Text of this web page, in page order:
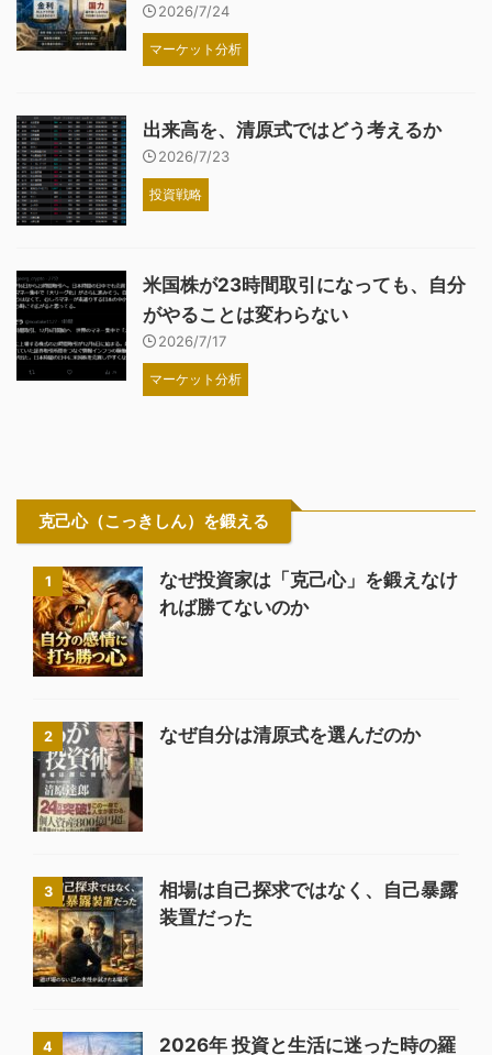
2026/7/24
マーケット分析
出来高を、清原式ではどう考えるか
2026/7/23
投資戦略
米国株が23時間取引になっても、自分
がやることは変わらない
2026/7/17
マーケット分析
克己心（こっきしん）を鍛える
1
なぜ投資家は「克己心」を鍛えなけ
れば勝てないのか
2 なぜ自分は清原式を選んだのか
3
相場は自己探求ではなく、自己暴露
装置だった
4 2026年 投資と生活に迷った時の羅